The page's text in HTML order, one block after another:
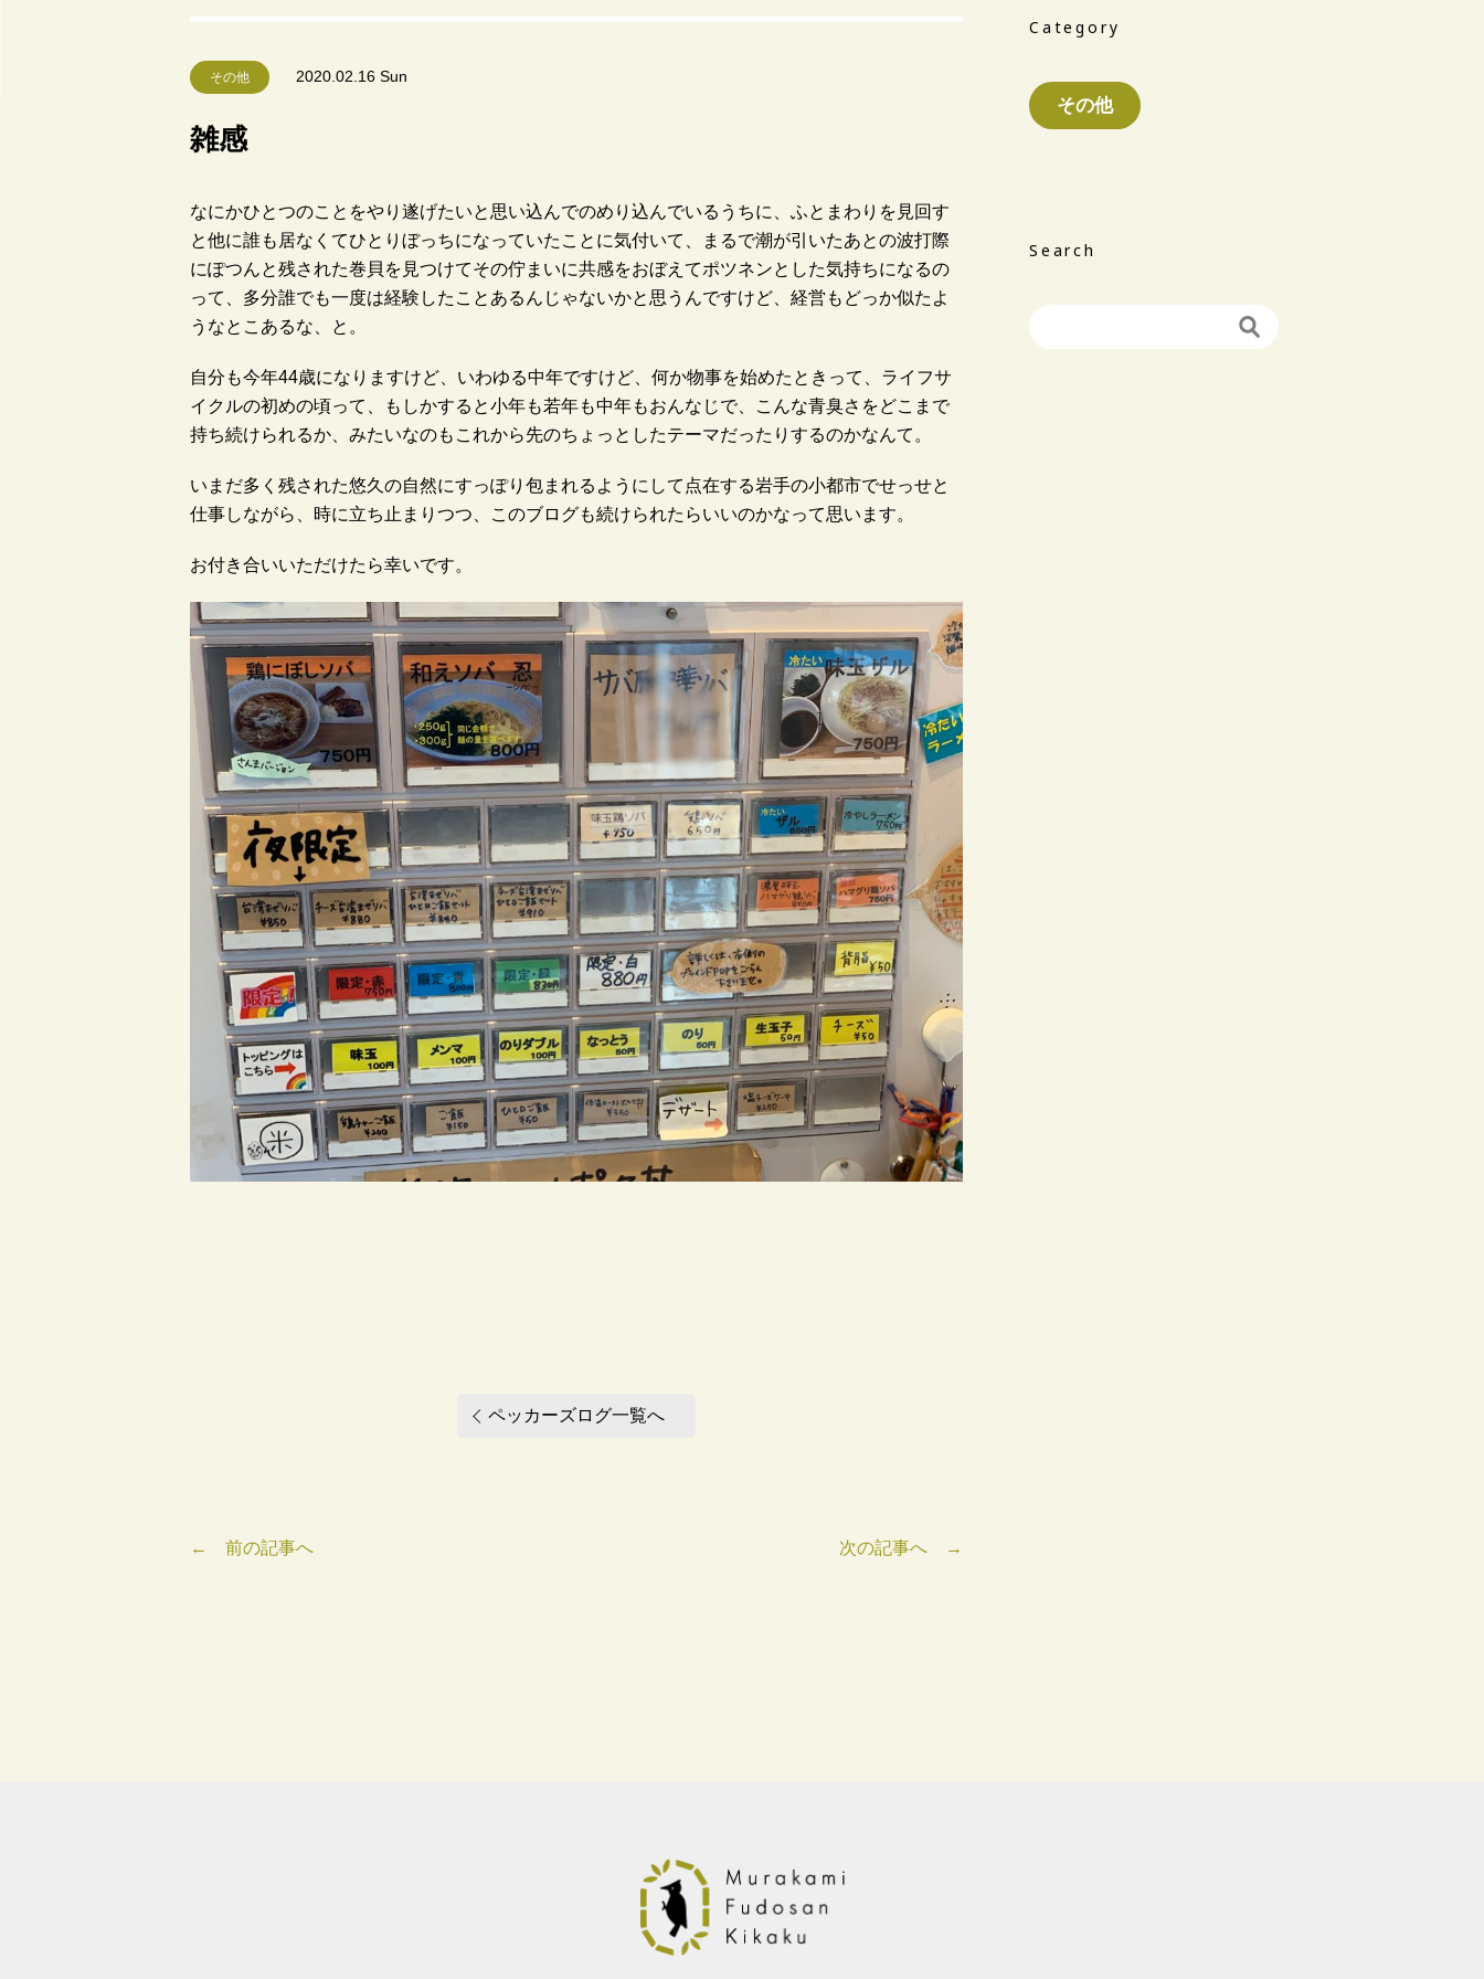
その他 2020.02.16 Sun
雑感
なにかひとつのことをやり遂げたいと思い込んでのめり込んでいるうちに、ふとまわりを見回す
と他に誰も居なくてひとりぼっちになっていたことに気付いて、まるで潮が引いたあとの波打際
にぽつんと残された巻貝を見つけてその佇まいに共感をおぼえてポツネンとした気持ちになるの
って、多分誰でも一度は経験したことあるんじゃないかと思うんですけど、経営もどっか似たよ
うなとこあるな、と。
自分も今年44歳になりますけど、いわゆる中年ですけど、何か物事を始めたときって、ライフサ
イクルの初めの頃って、もしかすると小年も若年も中年もおんなじで、こんな青臭さをどこまで
持ち続けられるか、みたいなのもこれから先のちょっとしたテーマだったりするのかなんて。
いまだ多く残された悠久の自然にすっぽり包まれるようにして点在する岩手の小都市でせっせと
仕事しながら、時に立ち止まりつつ、このブログも続けられたらいいのかなって思います。
お付き合いいただけたら幸いです。
ペッカーズログ一覧へ
← 前の記事へ 次の記事へ →
Category
その他
Search